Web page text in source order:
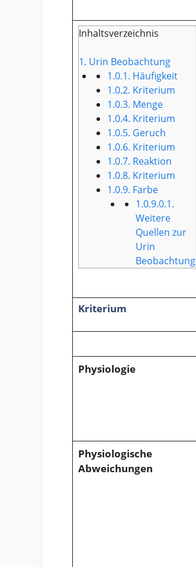
Inhaltsverzeichnis
1. Urin Beobachtung
1.0.1. Häufigkeit
1.0.2. Kriterium
1.0.3. Menge
1.0.4. Kriterium
1.0.5. Geruch
1.0.6. Kriterium
1.0.7. Reaktion
1.0.8. Kriterium
1.0.9. Farbe
1.0.9.0.1.
Weitere
Quellen zur
Urin
Beobachtung
Kriterium
Physiologie
Physiologische
Abweichungen